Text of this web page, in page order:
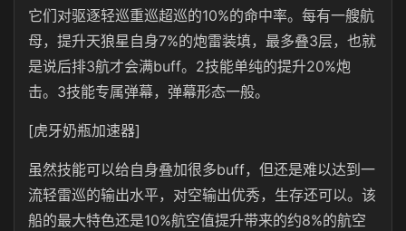
它们对驱逐轻巡重巡超巡的10%的命中率。每有一艘航
母，提升天狼星自身7%的炮雷装填，最多叠3层，也就
是说后排3航才会满buff。2技能单纯的提升20%炮
击。3技能专属弹幕，弹幕形态一般。
[虎牙奶瓶加速器]
虽然技能可以给自身叠加很多buff，但还是难以达到一
流轻雷巡的输出水平，对空输出优秀，生存还可以。该
船的最大特色还是10%航空值提升带来的约8%的航空